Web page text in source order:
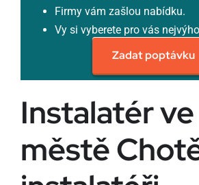
Firmy vám zašlou nabídku.
Vy si vyberete pro vás
Zadat poptávku
Instalatér ve
městě